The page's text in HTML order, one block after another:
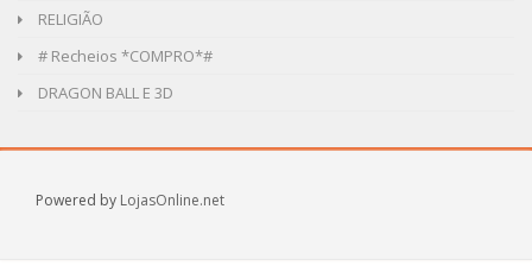
RELIGIÃO
# Recheios *COMPRO*#
DRAGON BALL E 3D
Powered by LojasOnline.net